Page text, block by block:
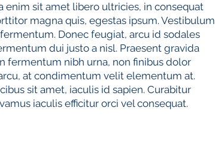
enim sit amet libero ultricies, in consequat
magna quis, egestas ipsum. Vestibulum
Donec feugiat, arcu id sodales
dui justo a nisl. Praesent gravida
fermentum nibh urna, non finibus dolor
at condimentum velit elementum at.
sit amet, iaculis id sapien. Curabitur
iaculis efficitur orci vel consequat.